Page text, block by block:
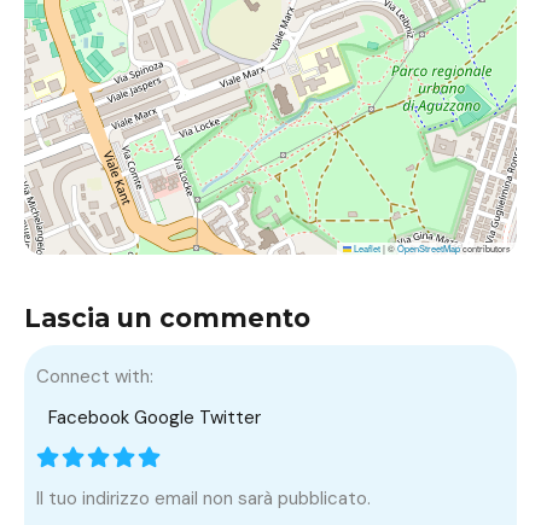
Leaflet|©OpenStreetMapcontributors
Lascia un commento
Connect with:
Facebook Google Twitter
Il tuo indirizzo email non sarà pubblicato.